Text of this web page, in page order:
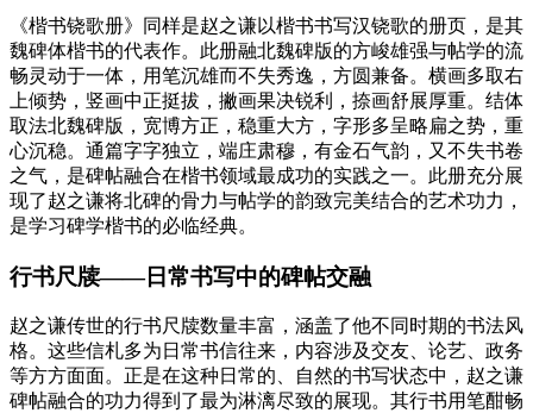
《楷书铙歌册》同样是赵之谦以楷书书写汉铙歌的册页，是其
魏碑体楷书的代表作。此册融北魏碑版的方峻雄强与帖学的流
畅灵动于一体，用笔沉雄而不失秀逸，方圆兼备。横画多取右
上倾势，竖画中正挺拔，撇画果决锐利，捺画舒展厚重。结体
取法北魏碑版，宽博方正，稳重大方，字形多呈略扁之势，重
心沉稳。通篇字字独立，端庄肃穆，有金石气韵，又不失书卷
之气，是碑帖融合在楷书领域最成功的实践之一。此册充分展
现了赵之谦将北碑的骨力与帖学的韵致完美结合的艺术功力，
是学习碑学楷书的必临经典。
行书尺牍——日常书写中的碑帖交融
赵之谦传世的行书尺牍数量丰富，涵盖了他不同时期的书法风
格。这些信札多为日常书信往来，内容涉及交友、论艺、政务
等方方面面。正是在这种日常的、自然的书写状态中，赵之谦
碑帖融合的功力得到了最为淋漓尽致的展现。其行书用笔酣畅